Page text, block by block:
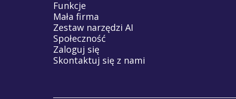
Funkcje
Mała firma
Zestaw narzędzi AI
Społeczność
Zaloguj się
Skontaktuj się z nami